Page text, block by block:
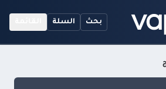
بحث السلة